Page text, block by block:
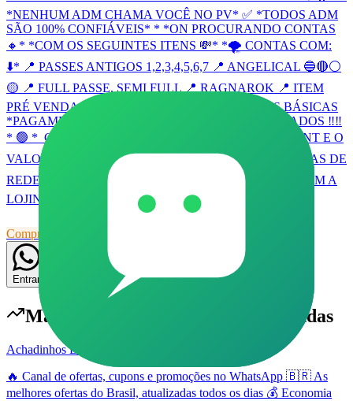
*NENHUM ADM CHAMA VOCÊ NO PV* ✅ *TODOS ADM
SÃO 100% CONFIÁVEIS* * *ON PROCURANDO CONTAS
🔸* *COM OS SEGUINTES ITENS 💸* *🌪 CONTAS COM:
⬇️* 📍 PASSES ANTIGOS 1,2,3,4,5,6,7 📍 ANGELICAL 🔵🔴⚪️
🟡 📍 FULL PASSE, SEMI FULL 📍 RAGNAROK 📍 ITEM
PRÉ VENDA 📍 MESTRES ANTIGOS 📍CONTAS BÁSICAS
*PAGAMENTO SÓ APÓS* *ALTERAÇÕES DOS DADOS ‼️‼️
* 🟢 *_CHAMAR NO PRIVADO COM VÍDEO OU PRINT E O
VALOR REVENDA*_ 🎖️ *COMPRA E VENDAS, CONTAS DE
REDES SOCIAIS INSTA OU TIK TOK* 🎖️ *APROVEITEM A
LOJINHA* 👨🏽‍💻✨
Compras e Vendas
Entrar
Mais populares em Compras e Vendas
Achadinhos Brasil
🔥 Canal de ofertas, cupons e promoções no WhatsApp 🇧🇷 As
melhores ofertas do Brasil, atualizadas todos os dias 💰 Economia